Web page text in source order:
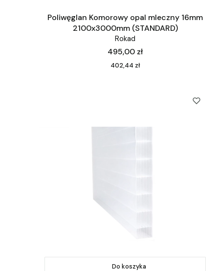
Poliwęglan Komorowy opal mleczny 16mm
2100x3000mm (STANDARD)
Rokad
Cena
495,00 zł
Cena
402,44 zł
Do koszyka